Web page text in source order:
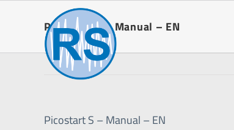
Picostart S – Manual – EN
Picostart S – Manual – EN